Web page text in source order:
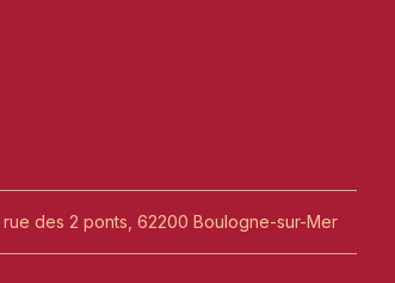
rue des 2 ponts, 62200 Boulogne-sur-Mer